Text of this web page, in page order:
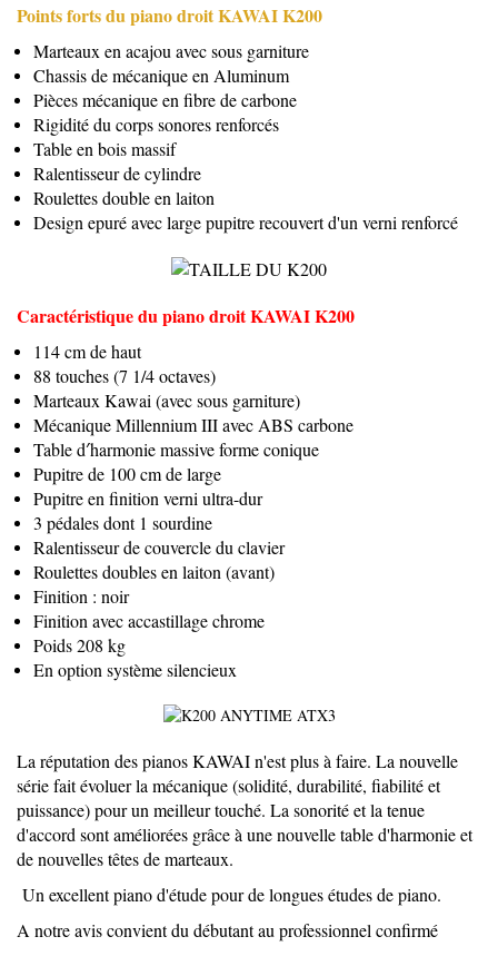
Points forts du piano droit KAWAI K200
Marteaux en acajou avec sous garniture
Chassis de mécanique en Aluminum
Pièces mécanique en fibre de carbone
Rigidité du corps sonores renforcés
Table en bois massif
Ralentisseur de cylindre
Roulettes double en laiton
Design epuré avec large pupitre recouvert d'un verni renforcé
Caractéristique du piano droit KAWAI K200
114 cm de haut
88 touches (7 1/4 octaves)
Marteaux Kawai (avec sous garniture)
Mécanique Millennium III avec ABS carbone
Table d′harmonie massive forme conique
Pupitre de 100 cm de large
Pupitre en finition verni ultra-dur
3 pédales dont 1 sourdine
Ralentisseur de couvercle du clavier
Roulettes doubles en laiton (avant)
Finition : noir
Finition avec accastillage chrome
Poids 208 kg
En option système silencieux
La réputation des pianos KAWAI n'est plus à faire. La nouvelle
série fait évoluer la mécanique (solidité, durabilité, fiabilité et
puissance) pour un meilleur touché. La sonorité et la tenue
d'accord sont améliorées grâce à une nouvelle table d'harmonie et
de nouvelles têtes de marteaux.
Un excellent piano d'étude pour de longues études de piano.
A notre avis convient du débutant au professionnel confirmé